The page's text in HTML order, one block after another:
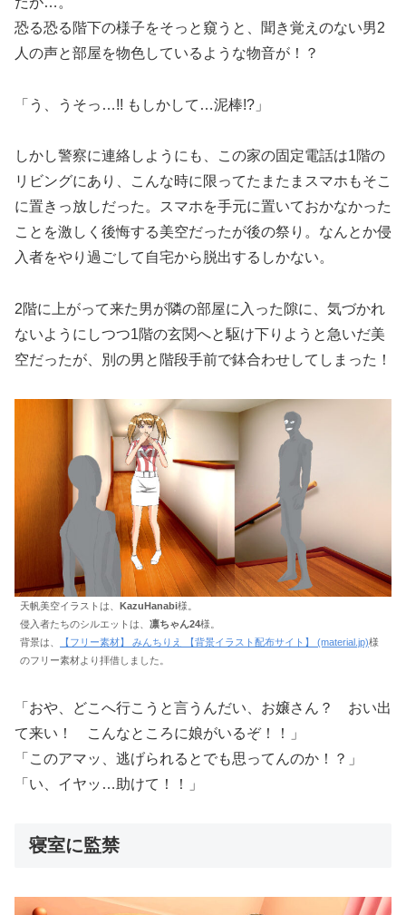
恐る恐る階下の様子をそっと窺うと、聞き覚えのない男2
人の声と部屋を物色しているような物音が！？
「う、うそっ…!! もしかして…泥棒!?」
しかし警察に連絡しようにも、この家の固定電話は1階の
リビングにあり、こんな時に限ってたまたまスマホもそこ
に置きっ放しだった。スマホを手元に置いておかなかった
ことを激しく後悔する美空だったが後の祭り。なんとか侵
入者をやり過ごして自宅から脱出するしかない。
2階に上がって来た男が隣の部屋に入った隙に、気づかれ
ないようにしつつ1階の玄関へと駆け下りようと急いだ美
空だったが、別の男と階段手前で鉢合わせしてしまった！
天帆美空イラストは、 KazuHanabi様。
侵入者たちのシルエットは、 凛ちゃん24様。
背景は、
【フリー素材】 みんちりえ 【背景イラスト配布サイト】 (material.jp)様
のフリー素材より拝借しました。
「おや、どこへ行こうと言うんだい、お嬢さん？ おい出
て来い！ こんなところに娘がいるぞ！！」
「このアマッ、逃げられるとでも思ってんのか！？」
「い、イヤッ…助けて！！」
寝室に監禁